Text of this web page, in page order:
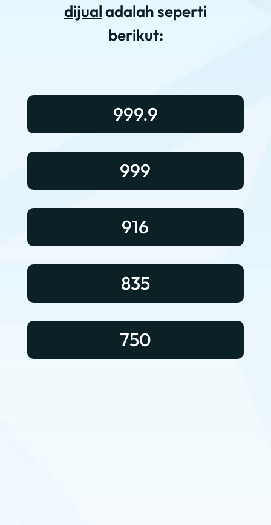
dijualadalah seperti
berikut:
999.9
999
916
835
750